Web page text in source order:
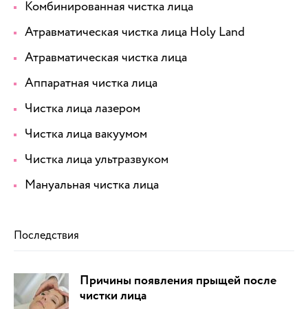
Комбинированная чистка лица
Атравматическая чистка лица Holy Land
Атравматическая чистка лица
Аппаратная чистка лица
Чистка лица лазером
Чистка лица вакуумом
Чистка лица ультразвуком
Мануальная чистка лица
Последствия
Причины появления прыщей после
чистки лица